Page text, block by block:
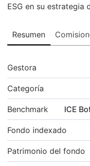
ESG en su estrategia
Resumen
Gestora
Categoría
Benchmark ICE
Fondo indexado
Patrimonio del fondo